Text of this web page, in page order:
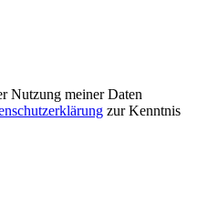
Nutzung meiner Daten
zur Kenntnis